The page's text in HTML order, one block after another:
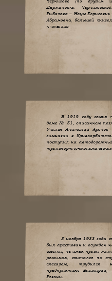
Держановка
Рыбакова – Наум
Абрамовна, большой
к чтению.
В 1919 году семья
доме № 51, описанном
Учился Анатолий Аронов
гимназии в
поступил на
транспортно-
5 ноября 1933 года
был арестован и осужден
ссылки, не имея права
режимом, скитался по
слесарем, трудился
предприятиях
Рязани.